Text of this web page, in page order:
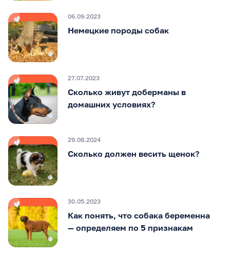
06.09.2023
Немецкие породы собак
27.07.2023
Сколько живут доберманы в
домашних условиях?
29.08.2024
Сколько должен весить щенок?
30.05.2023
Как понять, что собака беременна
— определяем по 5 признакам